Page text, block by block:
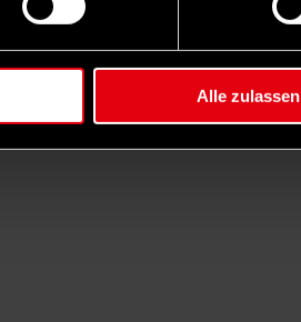
Alle zulassen